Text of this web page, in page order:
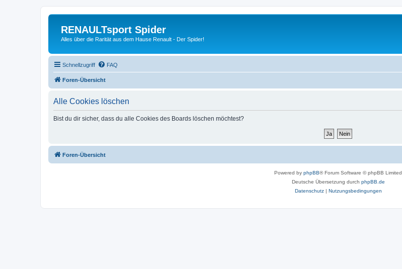
RENAULTsport Spider
Alles über die Rarität aus dem Hause Renault - Der Spider!
Schnellzugriff FAQ
Foren-Übersicht
Alle Cookies löschen
Bist du dir sicher, dass du alle Cookies des Boards löschen möchtest?
Foren-Übersicht
Powered by phpBB® Forum Software © phpBB Limited
Deutsche Übersetzung durch phpBB.de
Datenschutz| Nutzungsbedingungen